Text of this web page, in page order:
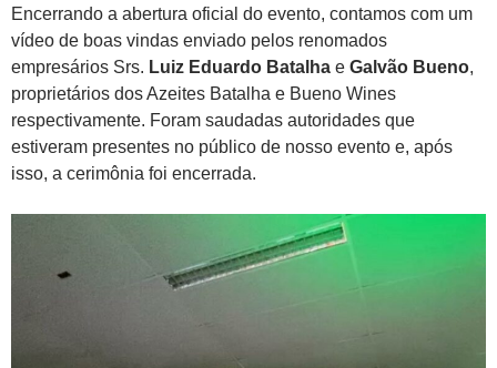
Encerrando a abertura oficial do evento, contamos com um
vídeo de boas vindas enviado pelos renomados
empresários Srs. Luiz Eduardo Batalha e Galvão Bueno,
proprietários dos Azeites Batalha e Bueno Wines
respectivamente. Foram saudadas autoridades que
estiveram presentes no público de nosso evento e, após
isso, a cerimônia foi encerrada.